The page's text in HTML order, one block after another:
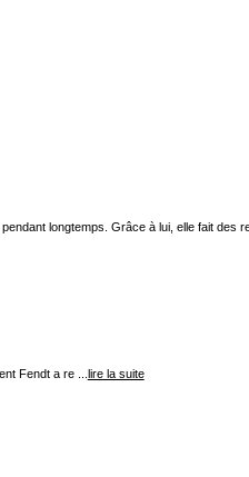
longtemps. Grâce à lui, elle fait des
Fendt a re ... lire la suite